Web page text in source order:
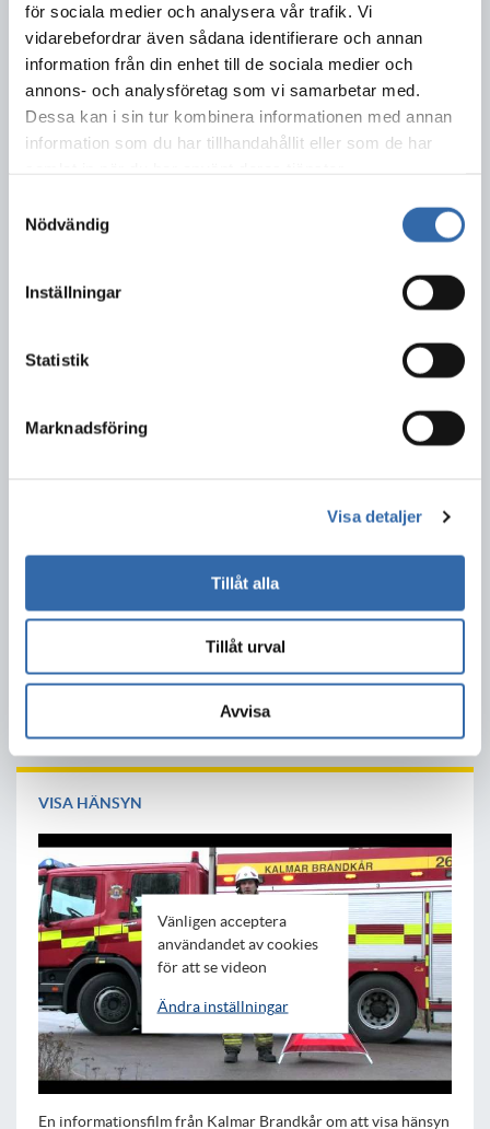
för sociala medier och analysera vår trafik. Vi
vidarebefordrar även sådana identifierare och annan
information från din enhet till de sociala medier och
annons- och analysföretag som vi samarbetar med.
Dessa kan i sin tur kombinera informationen med annan
information som du har tillhandahållit eller som de har
Nödvändig
Inställningar
Statistik
Marknadsföring
Visa detaljer
Tillåt alla
Tillåt urval
Avvisa
området vara fritt från trafikanter.
räddningsinsats.
Stanna inte för att dokumentera olyckan. Det kan upplevas som
VISA HÄNSYN
Vänligen acceptera
användandet av cookies
för att se videon
Ändra inställningar
En informationsfilm från Kalmar Brandkår om att visa hänsyn